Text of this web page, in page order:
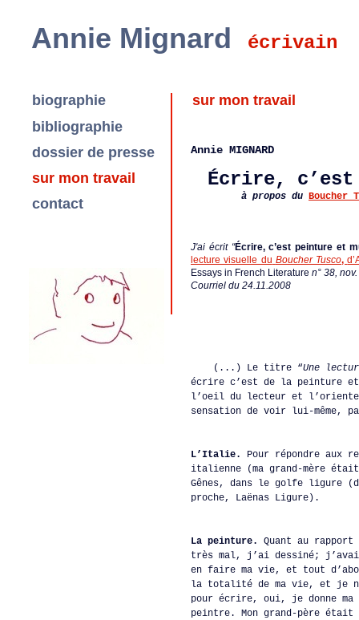
Annie Mignard écrivain
biographie
bibliographie
dossier de presse
sur mon travail
contact
Annie MIGNARD
Écrire, c’est
à propos du Boucher
J'ai écrit “Écrire, c’est peinture et
lecture visuelle du Boucher Tusco,
Essays in French Literature n° 38,
Courriel du 24.11.2008
(...) Le titre “Une
écrire c’est de la peinture et
l’oeil du lecteur et
sensation de voir lui-même,
L’Italie.
Pour répondre aux
italienne (ma grand-mère
Gênes, dans le golfe ligure
proche, Laënas Ligure).
La peinture.
Quant au
très mal, j’ai dessiné;
en faire ma vie, et tout
la totalité de ma vie, et je
pour écrire, oui, je donne ma
peintre. Mon grand-père était
sur mon travail